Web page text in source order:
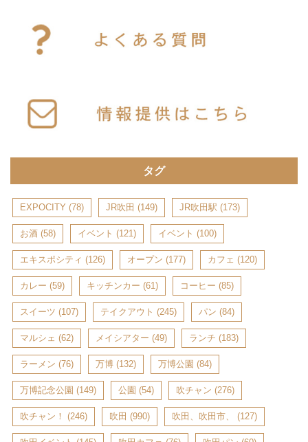
タグ
EXPOCITY (78) JR吹田 (149) JR吹田駅 (173)
お酒 (58) イベント (121) イベント (100)
エキスポシティ (126) オープン (177) カフェ (120)
カレー (59) キッチンカー (61) コーヒー (85)
スイーツ (107) テイクアウト (245) パン (84)
マルシェ (62) メイシアター (49) ランチ (183)
ラーメン (76) 万博 (132) 万博公園 (84)
万博記念公園 (149) 公園 (54) 吹チャン (276)
吹チャン！ (246) 吹田 (990) 吹田、吹田市、 (127)